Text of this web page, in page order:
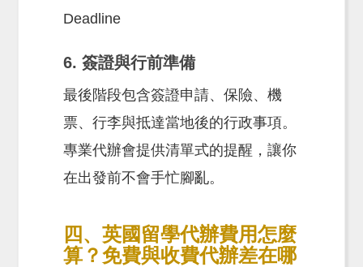
Deadline
6. 簽證與行前準備
最後階段包含簽證申請、保險、機
票、行李與抵達當地後的行政事項。
專業代辦會提供清單式的提醒，讓你
在出發前不會手忙腳亂。
四、英國留學代辦費用怎麼
算？免費與收費代辦差在哪